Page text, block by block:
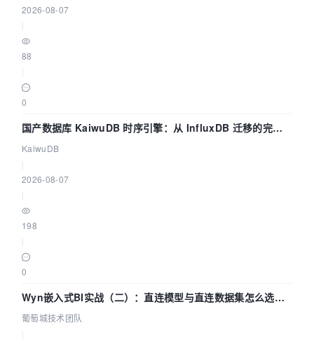
2026-08-07
88
0
国产数据库 KaiwuDB 时序引擎：从 InfluxDB 迁移的完整
技术路径
KaiwuDB
2026-08-07
198
0
Wyn嵌入式BI实战（二）：直连模型与直连数据集怎么选，
参数为什么不生效？| 葡萄城技术团队
葡萄城技术团队